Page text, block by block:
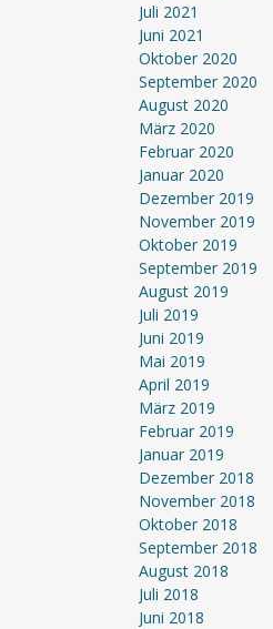
Juli 2021
Juni 2021
Oktober 2020
September 2020
August 2020
März 2020
Februar 2020
Januar 2020
Dezember 2019
November 2019
Oktober 2019
September 2019
August 2019
Juli 2019
Juni 2019
Mai 2019
April 2019
März 2019
Februar 2019
Januar 2019
Dezember 2018
November 2018
Oktober 2018
September 2018
August 2018
Juli 2018
Juni 2018